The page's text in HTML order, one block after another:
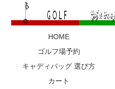
HOME
ゴルフ場予約
キャディバッグ 選び方
カート